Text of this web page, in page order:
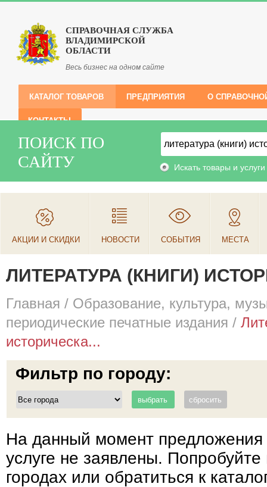
СПРАВОЧНАЯ СЛУЖБА
ВЛАДИМИРСКОЙ
ОБЛАСТИ
Весь бизнес на одном сайте
КАТАЛОГ ТОВАРОВ ПРЕДПРИЯТИЯ О
КОНТАКТЫ
ПОИСК ПО
САЙТУ
Искать товары и услуги
АКЦИИ И СКИДКИ НОВОСТИ СОБЫТИЯ МЕСТА
ЛИТЕРАТУРА (КНИГИ)
Главная / Образование, культура,
периодические печатные издания /
историческа...
Фильтр по городу:
На данный момент предложения
услуге не заявлены. Попробуйте
городах или обратиться к